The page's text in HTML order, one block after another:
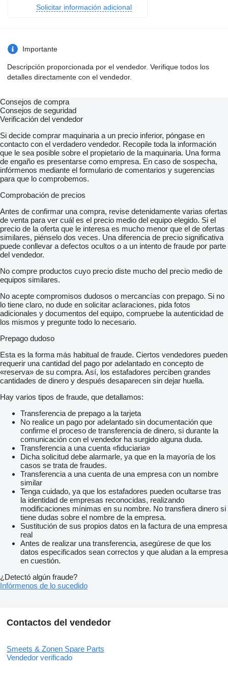
Solicitar información adicional
Importante
Descripción proporcionada por el vendedor. Verifique todos los
detalles directamente con el vendedor.
Consejos de compra
Consejos de seguridad
Verificación del vendedor
Si decide comprar maquinaria a un precio inferior, póngase en
contacto con el verdadero vendedor. Recopile toda la información
que le sea posible sobre el propietario de la maquinaria. Una forma
de engaño es presentarse como empresa. En caso de sospecha,
infórmenos mediante el formulario de comentarios y sugerencias
para que lo comprobemos.
Comprobación de precios
Antes de confirmar una compra, revise detenidamente varias ofertas
de venta para ver cuál es el precio medio del equipo elegido. Si el
precio de la oferta que le interesa es mucho menor que el de ofertas
similares, piénselo dos veces. Una diferencia de precio significativa
puede conllevar a defectos ocultos o a un intento de fraude por parte
del vendedor.
No compre productos cuyo precio diste mucho del precio medio de
equipos similares.
No acepte compromisos dudosos o mercancías con prepago. Si no
lo tiene claro, no dude en solicitar aclaraciones, pida fotos
adicionales y documentos del equipo, compruebe la autenticidad de
los mismos y pregunte todo lo necesario.
Prepago dudoso
Esta es la forma más habitual de fraude. Ciertos vendedores pueden
requerir una cantidad del pago por adelantado en concepto de
«reserva» de su compra. Así, los estafadores perciben grandes
cantidades de dinero y después desaparecen sin dejar huella.
Hay varios tipos de fraude, que detallamos:
Transferencia de prepago a la tarjeta
No realice un pago por adelantado sin documentación que
confirme el proceso de transferencia de dinero, si durante la
comunicación con el vendedor ha surgido alguna duda.
Transferencia a una cuenta «fiduciaria»
Dicha solicitud debe alarmarle, ya que en la mayoría de los
casos se trata de fraudes.
Transferencia a una cuenta de una empresa con un nombre
similar
Tenga cuidado, ya que los estafadores pueden ocultarse tras
la identidad de empresas reconocidas, realizando
modificaciones mínimas en su nombre. No transfiera dinero si
tiene dudas sobre el nombre de la empresa.
Sustitución de sus propios datos en la factura de una empresa
real
Antes de realizar una transferencia, asegúrese de que los
datos especificados sean correctos y que aludan a la empresa
en cuestión.
¿Detectó algún fraude?
Infórmenos de lo sucedido
Contactos del vendedor
Smeets & Zonen Spare Parts
Vendedor verificado